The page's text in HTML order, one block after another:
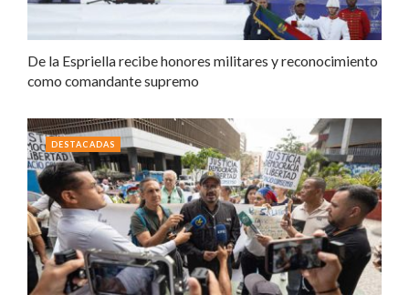
De la Espriella recibe honores militares y reconocimiento
como comandante supremo
DESTACADAS